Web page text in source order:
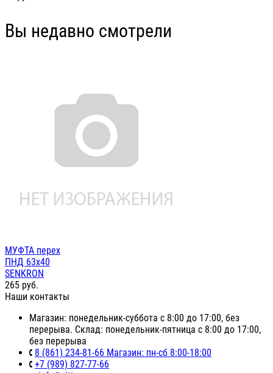
Вы недавно смотрели
МУФТА перех
ПНД 63х40
SENKRON
265 руб.
Наши контакты
Магазин: понедельник-суббота с 8:00 до 17:00, без
перерыва. Склад: понедельник-пятница с 8:00 до 17:00,
без перерыва
8 (861) 234-81-66 Магазин: пн-сб 8:00-18:00
+7 (989) 827-77-66